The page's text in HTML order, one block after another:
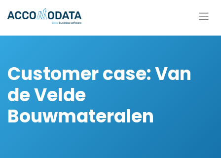
Overslaan naar inhoud
Customer case: Van
de Velde
Bouwmateralen